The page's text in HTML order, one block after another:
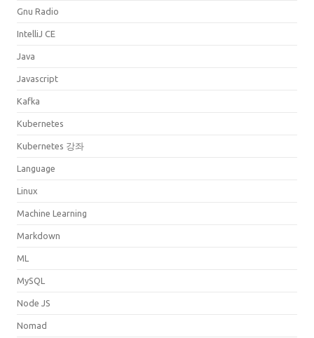
Gnu Radio
IntelliJ CE
Java
Javascript
Kafka
Kubernetes
Kubernetes 강좌
Language
Linux
Machine Learning
Markdown
ML
MySQL
Node JS
Nomad